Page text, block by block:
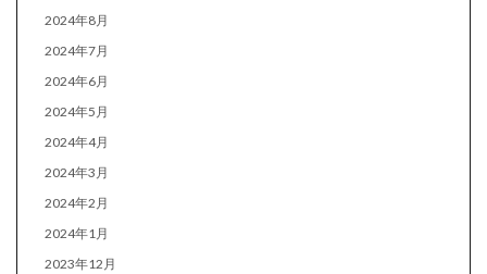
2024年8月
2024年7月
2024年6月
2024年5月
2024年4月
2024年3月
2024年2月
2024年1月
2023年12月